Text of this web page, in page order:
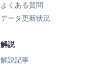
よくある質問
データ更新状況
解説
解説記事